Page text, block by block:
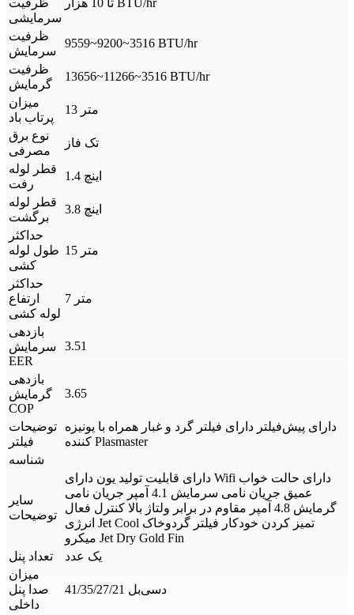
ظرفیت
سرمایشی
تا 10 هزار BTU/hr
ظرفیت
سرمایش
9559~9200~3516 BTU/hr
ظرفیت
گرمایش
13656~11266~3516 BTU/hr
میزان
پرتاب باد
13 متر
نوع برق
مصرفی
تک فاز
قطر لوله
رفت
1.4 اینچ
قطر لوله
برگشت
3.8 اینچ
حداکثر
طول لوله
کشی
15 متر
حداکثر
ارتفاع
لوله کشی
7 متر
بازدهی
سرمایش
EER
3.51
بازدهی
گرمایش
COP
3.65
توضیحات
فیلتر
دارای پیش‌فیلتر دارای فیلتر گرد و غبار همراه با یونیزه‌
کننده Plasmaster
شناسه
سایر
توضیحات
دارای قابلیت تولید یون دارای Wifi دارای حالت خواب
عمیق جریان نامی سرمایش 4.1 آمپر جریان نامی
گرمایش 4.8 آمپر مقاوم در برابر ولتاژ بالا کنترل فعال
انرژی Jet Cool تمیز کردن خودکار فیلتر گردوخاک
میکرو Jet Dry Gold Fin
تعداد پنل
یک عدد
میزان
صدا پنل
داخلی
41/35/27/21 دسی‌بل